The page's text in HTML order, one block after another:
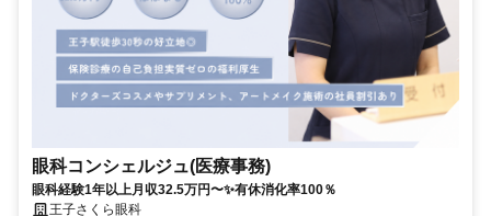
眼科コンシェルジュ(医療事務)
眼科経験1年以上月収32.5万円〜✨有休消化率100％
王子さくら眼科